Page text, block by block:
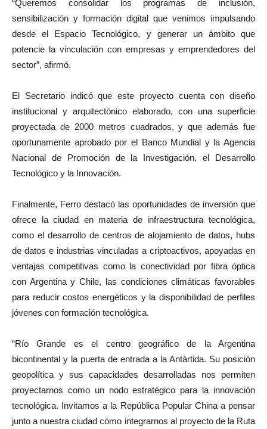
“Queremos consolidar los programas de inclusión,
sensibilización y formación digital que venimos impulsando
desde el Espacio Tecnológico, y generar un ámbito que
potencie la vinculación con empresas y emprendedores del
sector”, afirmó.
El Secretario indicó que este proyecto cuenta con diseño
institucional y arquitectónico elaborado, con una superficie
proyectada de 2000 metros cuadrados, y que además fue
oportunamente aprobado por el Banco Mundial y la Agencia
Nacional de Promoción de la Investigación, el Desarrollo
Tecnológico y la Innovación.
Finalmente, Ferro destacó las oportunidades de inversión que
ofrece la ciudad en materia de infraestructura tecnológica,
como el desarrollo de centros de alojamiento de datos, hubs
de datos e industrias vinculadas a criptoactivos, apoyadas en
ventajas competitivas como la conectividad por fibra óptica
con Argentina y Chile, las condiciones climáticas favorables
para reducir costos energéticos y la disponibilidad de perfiles
jóvenes con formación tecnológica.
“Río Grande es el centro geográfico de la Argentina
bicontinental y la puerta de entrada a la Antártida. Su posición
geopolítica y sus capacidades desarrolladas nos permiten
proyectarnos como un nodo estratégico para la innovación
tecnológica. Invitamos a la República Popular China a pensar
junto a nuestra ciudad cómo integrarnos al proyecto de la Ruta